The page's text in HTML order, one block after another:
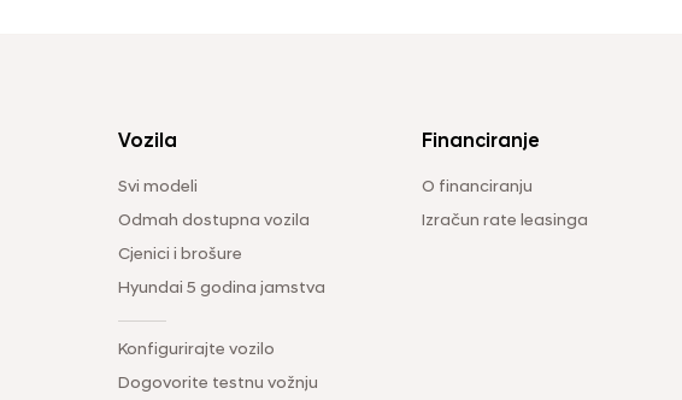
Vozila
Svi modeli
Odmah dostupna vozila
Cjenici i brošure
Hyundai 5 godina jamstva
Konfigurirajte vozilo
Dogovorite testnu vožnju
Financiranje
O financiranju
Izračun rate leasinga